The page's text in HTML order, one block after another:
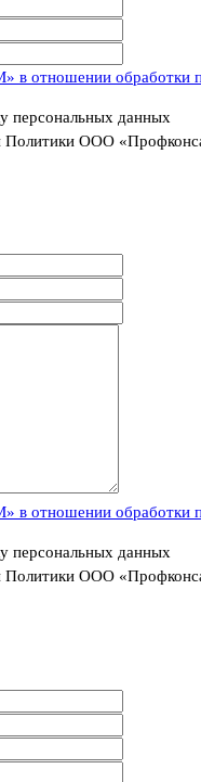
отношении обработки
персональных данных
Политики ООО
отношении обработки
персональных данных
Политики ООО